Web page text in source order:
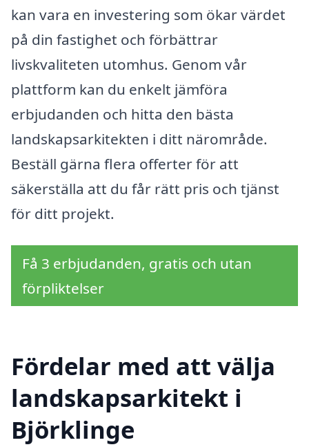
kan vara en investering som ökar värdet
på din fastighet och förbättrar
livskvaliteten utomhus. Genom vår
plattform kan du enkelt jämföra
erbjudanden och hitta den bästa
landskapsarkitekten i ditt närområde.
Beställ gärna flera offerter för att
säkerställa att du får rätt pris och tjänst
för ditt projekt.
Få 3 erbjudanden, gratis och utan
förpliktelser
Fördelar med att välja
landskapsarkitekt i
Björklinge